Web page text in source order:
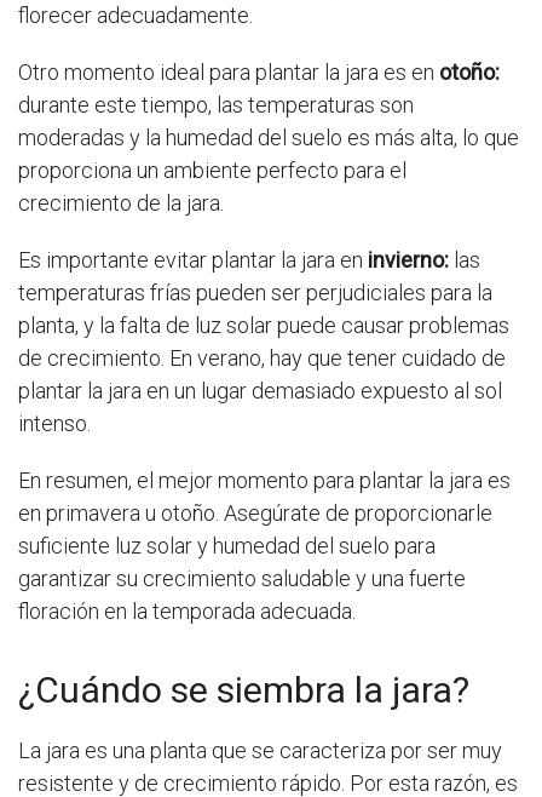
florecer adecuadamente.
Otro momento ideal para plantar la jara es en otoño:
durante este tiempo, las temperaturas son
moderadas y la humedad del suelo es más alta, lo que
proporciona un ambiente perfecto para el
crecimiento de la jara.
Es importante evitar plantar la jara en invierno: las
temperaturas frías pueden ser perjudiciales para la
planta, y la falta de luz solar puede causar problemas
de crecimiento. En verano, hay que tener cuidado de
plantar la jara en un lugar demasiado expuesto al sol
intenso.
En resumen, el mejor momento para plantar la jara es
en primavera u otoño. Asegúrate de proporcionarle
suficiente luz solar y humedad del suelo para
garantizar su crecimiento saludable y una fuerte
floración en la temporada adecuada.
¿Cuándo se siembra la jara?
La jara es una planta que se caracteriza por ser muy
resistente y de crecimiento rápido. Por esta razón, es